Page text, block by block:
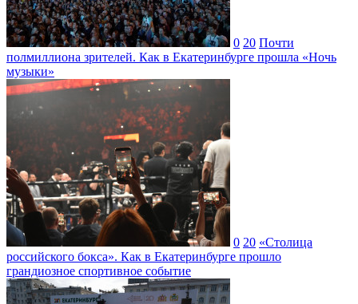
0 20 Почти
полмиллиона зрителей. Как в Екатеринбурге прошла «Ночь
музыки»
0 20 «Столица
российского бокса». Как в Екатеринбурге прошло
грандиозное спортивное событие